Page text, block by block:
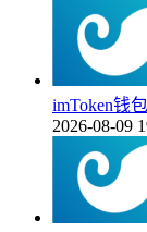
imToken钱
2026-08-09